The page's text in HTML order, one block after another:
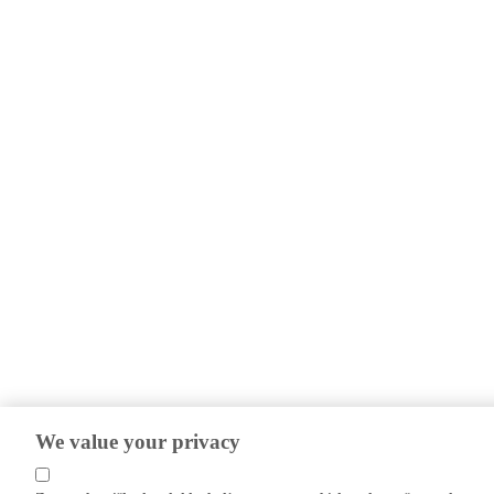
Z uporabo piškotkov lahko bolje razumemo obiskovalce našega